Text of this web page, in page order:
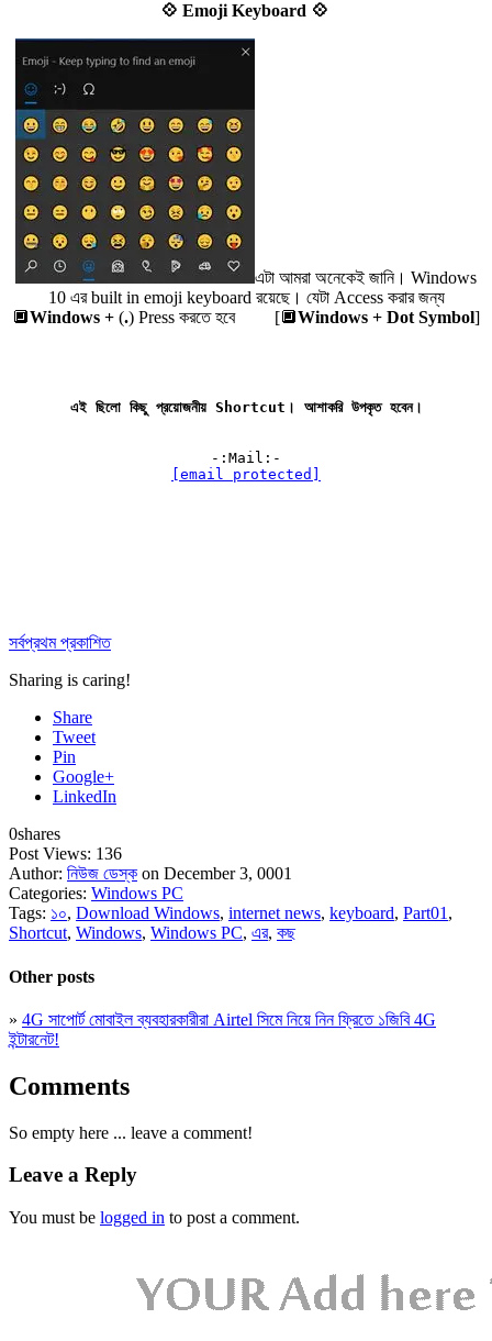
💠 Emoji Keyboard 💠
এটা আমরা অনেকেই জানি। Windows
10 এর built in emoji keyboard রয়েছে। যেটা Access করার জন্য
🔲Windows + (.) Press করতে হবে [🔲Windows + Dot Symbol]
এই ছিলো কিছু প্রয়োজনীয় Shortcut। আশাকরি উপকৃত হবেন।
[email protected]
সর্বপ্রথম প্রকাশিত
Sharing is caring!
Share
Tweet
Pin
Google+
LinkedIn
0shares
Post Views: 136
Author: নিউজ ডেস্ক on December 3, 0001
Categories: Windows PC
Tags: ১০, Download Windows, internet news, keyboard, Part01 ,
Shortcut, Windows, Windows PC, এর, কছ
Other posts
» 4G সাপোর্ট মোবাইল ব্যবহারকারীরা Airtel সিমে নিয়ে নিন ফ্রিতে ১জিবি 4G
ইন্টারনেট!
Comments
So empty here ... leave a comment!
Leave a Reply
You must be logged in to post a comment.